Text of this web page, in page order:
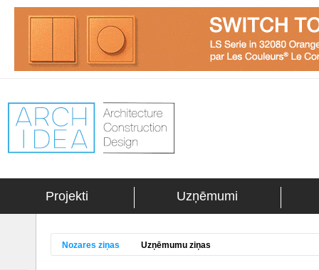
Projekti Uzņēmumi
Nozares ziņas Uzņēmumu ziņas